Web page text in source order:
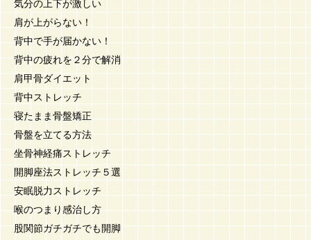
気分の上下が激しい
肩が上がらない！
背中で手が届かない！
背中の疲れを２分で解消
肩甲骨ダイエット
背中ストレッチ
寝たまま骨盤矯正
骨盤を立てる方法
坐骨神経痛ストレッチ
開脚座法ストレッチ５選
安眠脱力ストレッチ
喉のつまり感治し方
股関節ガチガチでも開脚